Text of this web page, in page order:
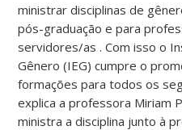
ministrar disciplinas de
pós-graduação e para
servidores/as . Com isso o
Gênero (IEG) cumpre o
formações para todos os
explica a professora Miriam
ministra a disciplina junto à